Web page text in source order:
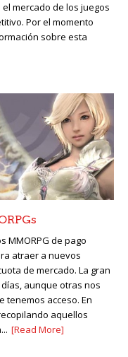
mercado de los juegos
Por el momento
sobre esta
MMORPG de pago
atraer a nuevos
de mercado. La gran
aunque otras nos
tenemos acceso. En
aquellos
[Read More]